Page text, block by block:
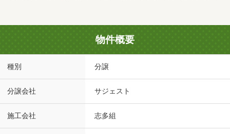
物件概要
種別 分譲
分譲会社 サジェスト
施工会社 志多組